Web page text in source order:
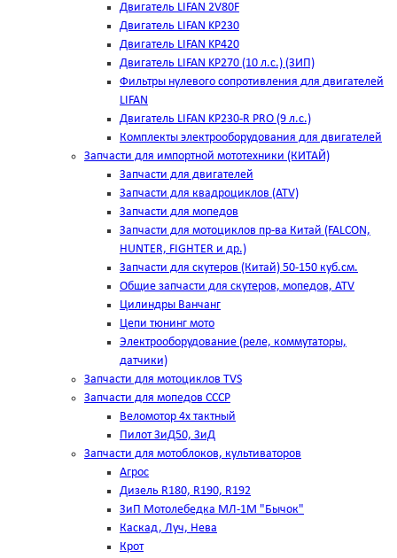
Двигатель LIFAN 2V80F
Двигатель LIFAN KP230
Двигатель LIFAN KP420
Двигатель LIFAN KP270 (10 л.с.) (ЗИП)
Фильтры нулевого сопротивления для двигателей
LIFAN
Двигатель LIFAN KP230-R PRO (9 л.с.)
Комплекты электрооборудования для двигателей
Запчасти для импортной мототехники (КИТАЙ)
Запчасти для двигателей
Запчасти для квадроциклов (ATV)
Запчасти для мопедов
Запчасти для мотоциклов пр-ва Китай (FALCON,
HUNTER, FIGHTER и др.)
Запчасти для скутеров (Китай) 50-150 куб.см.
Общие запчасти для скутеров, мопедов, ATV
Цилиндры Ванчанг
Цепи тюнинг мото
Электрооборудование (реле, коммутаторы,
датчики)
Запчасти для мотоциклов TVS
Запчасти для мопедов СССР
Веломотор 4х тактный
Пилот ЗиД50, ЗиД
Запчасти для мотоблоков, культиваторов
Агрос
Дизель R180, R190, R192
ЗиП Мотолебедка МЛ-1М "Бычок"
Каскад, Луч, Нева
Крот